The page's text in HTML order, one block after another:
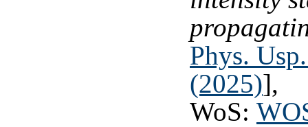
Phys.
(2025)],
WoS: